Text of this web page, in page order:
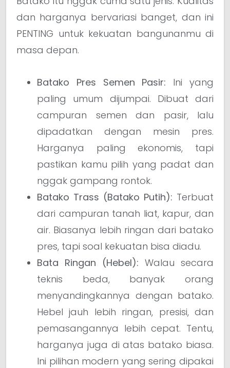
dan harganya bervariasi banget, dan ini
PENTING untuk kekuatan bangunanmu di
masa depan.
Batako Pres Semen Pasir: Ini yang
paling umum dijumpai. Dibuat dari
campuran semen dan pasir, lalu
dipadatkan dengan mesin pres.
Harganya paling ekonomis, tapi
pastikan kamu pilih yang padat dan
nggak gampang rontok.
Batako Trass (Batako Putih): Terbuat
dari campuran tanah liat, kapur, dan
air. Biasanya lebih ringan dari batako
pres, tapi soal kekuatan bisa diadu.
Bata Ringan (Hebel): Walau secara
teknis beda, banyak orang
menyandingkannya dengan batako.
Hebel jauh lebih ringan, presisi, dan
pemasangannya lebih cepat. Tentu,
harganya juga di atas batako biasa.
Ini pilihan modern yang sering dipakai